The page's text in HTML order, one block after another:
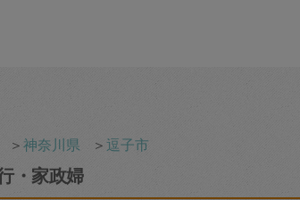
＞神奈川県 ＞逗子市
・家政婦